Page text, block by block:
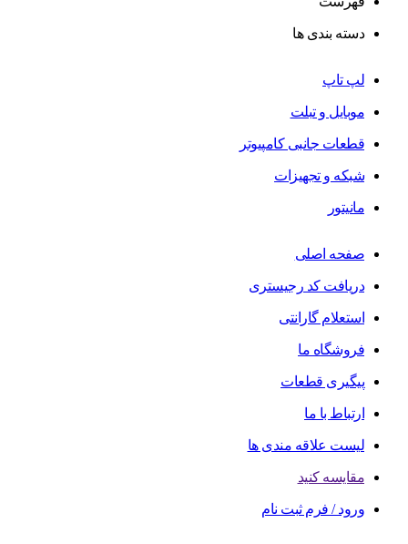
دسته بندی ها
لپ تاپ
موبایل و تبلت
قطعات جانبی کامپیوتر
شبکه و تجهیزات
مانیتور
صفحه اصلی
دریافت کد رجیستری
استعلام گارانتی
فروشگاه ما
پیگیری قطعات
ارتباط با ما
لیست علاقه مندی ها
مقایسه کنید
ورود / فرم ثبت نام